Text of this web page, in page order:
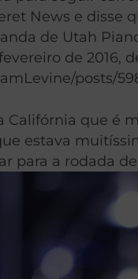
News e disse
de Utah
de 2016,
posts/
Califórnia que é
que estava
para a rodada